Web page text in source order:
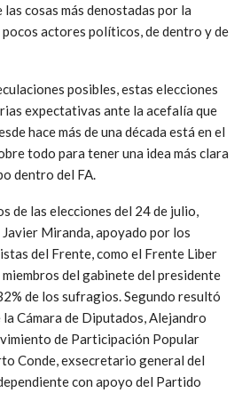
cosas más denostadas por la
actores políticos, de dentro y de
posibles, estas elecciones
expectativas ante la acefalía que
hace más de una década está en el
todo para tener una idea más clara
dentro del FA.
de las elecciones del 24 de julio,
Miranda, apoyado por los
del Frente, como el Frente Liber
del gabinete del presidente
de los sufragios. Segundo resultó
Cámara de Diputados, Alejandro
de Participación Popular
Conde, exsecretario general del
con apoyo del Partido